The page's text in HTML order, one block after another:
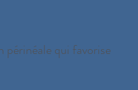
périnéale qui favorise